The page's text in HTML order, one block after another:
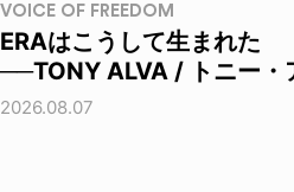
VOICE OF FREEDOM
ERAはこうして生まれた
──TONY ALVA / トニー・
2026.08.07